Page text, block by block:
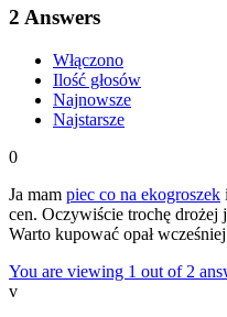
2 Answers
Włączono
Ilość głosów
Najnowsze
Najstarsze
0
Ja mam piec co na ekogroszek
cen. Oczywiście trochę drożej
Warto kupować opał
You are viewing 1 out of 2
v